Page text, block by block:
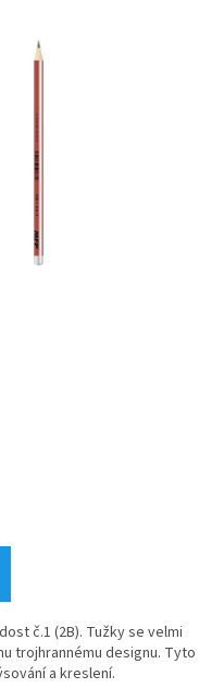
č.1 (2B). Tužky se velmi
trojhrannému designu. Tyto
a kreslení.